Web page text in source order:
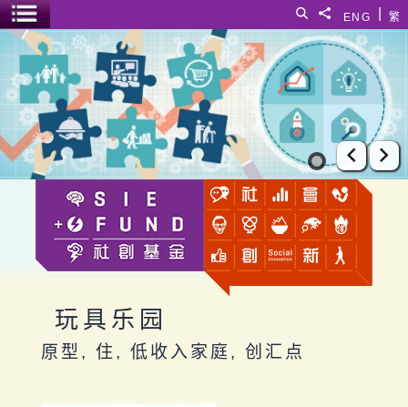
繁
ENG
分享給
搜寻
菜单开关
玩具乐园
上一张
下
玩具乐园
原型, 住, 低收入家庭, 创汇点